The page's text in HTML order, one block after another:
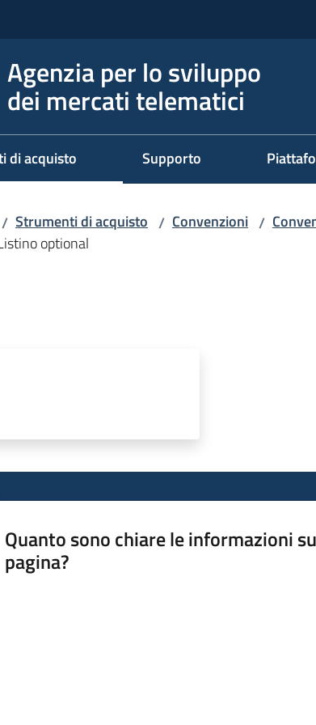
Agenzia per lo sviluppo
dei mercati telematici
di acquisto Supporto
/ Strumenti di acquisto / Convenzioni /
optional
Quanto sono chiare le informazioni
pagina?